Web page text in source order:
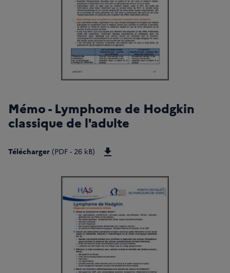
Mémo - Lymphome de Hodgkin
classique de l'adulte
Télécharger (PDF - 26 kB)